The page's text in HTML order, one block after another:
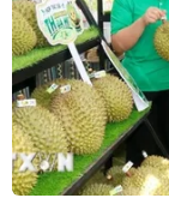
21/07/2021 09:39
Chứng khoán
dịch mua vào
khoán Hàn
bùng phát dịch